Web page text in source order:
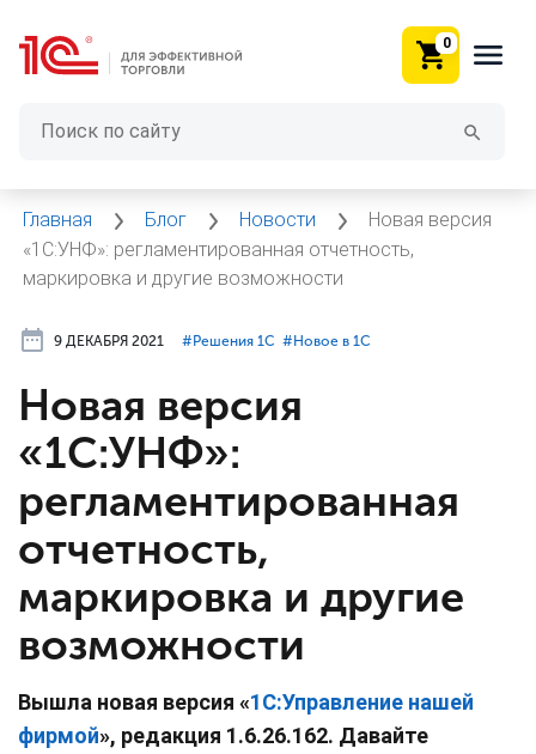
0
Главная Блог Новости
Новая версия
«1С:УНФ»: регламентированная отчетность,
маркировка и другие возможности
9 ДЕКАБРЯ 2021 #⁣Решения 1С #⁣Новое в 1С
Новая версия
«1С:УНФ»:
регламентированная
отчетность,
маркировка и другие
возможности
Вышла новая версия «1С:Управление нашей
фирмой», редакция 1.6.26.162. Давайте